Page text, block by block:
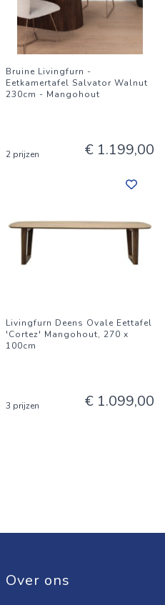
Bruine Livingfurn -
Eetkamertafel Salvator Walnut
230cm - Mangohout
2 prijzen € 1.199,00
Livingfurn Deens Ovale Eettafel
'Cortez' Mangohout, 270 x
100cm
3 prijzen € 1.099,00
Over ons